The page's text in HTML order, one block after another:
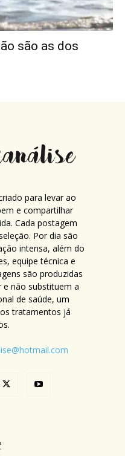
são as dos
para levar ao
e compartilhar
Cada postagem
Por dia são
intensa, além do
equipe técnica e
são produzidas
não substituem a
de saúde, um
tratamentos já